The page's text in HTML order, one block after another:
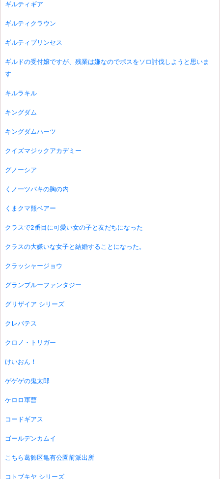
ギルティギア
ギルティクラウン
ギルティプリンセス
ギルドの受付嬢ですが、残業は嫌なのでボスをソロ討伐しようと思いま
す
キルラキル
キングダム
キングダムハーツ
クイズマジックアカデミー
グノーシア
くノ一ツバキの胸の内
くまクマ熊ベアー
クラスで2番目に可愛い女の子と友だちになった
クラスの大嫌いな女子と結婚することになった。
クラッシャージョウ
グランブルーファンタジー
グリザイア シリーズ
クレバテス
クロノ・トリガー
けいおん！
ゲゲゲの鬼太郎
ケロロ軍曹
コードギアス
ゴールデンカムイ
こちら葛飾区亀有公園前派出所
コトブキヤ シリーズ